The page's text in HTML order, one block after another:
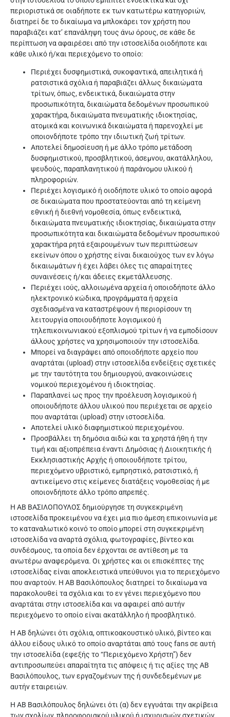
περιοριστικά σε οιαδήποτε εκ των κατωτέρω κατηγοριών,
διατηρεί δε το δικαίωμα να μπλοκάρει τον χρήστη που
παραβιάζει κατ’ επανάληψη τους άνω όρους, σε κάθε δε
περίπτωση να αφαιρέσει από την ιστοσελίδα οιοδήποτε και
κάθε υλικό ή/και περιεχόμενο το οποίο:
Περιέχει δυσφημιστικά, συκοφαντικά, απειλητικά ή
ρατσιστικά σχόλια ή παραβιάζει άλλως δικαιώματα
τρίτων, όπως, ενδεικτικά, δικαιώματα στην
προσωπικότητα, δικαιώματα δεδομένων προσωπικού
χαρακτήρα, δικαιώματα πνευματικής ιδιοκτησίας,
ατομικά και κοινωνικά δικαιώματα ή παρενοχλεί με
οποιονδήποτε τρόπο την ιδιωτική ζωή τρίτων.
Αποτελεί δημοσίευση ή με άλλο τρόπο μετάδοση
δυσφημιστικού, προσβλητικού, άσεμνου, ακατάλληλου,
ψευδούς, παραπλανητικού ή παράνομου υλικού ή
πληροφοριών.
Περιέχει λογισμικό ή οιοδήποτε υλικό το οποίο αφορά
σε δικαιώματα που προστατεύονται από τη κείμενη
εθνική ή διεθνή νομοθεσία, όπως ενδεικτικά,
δικαιώματα πνευματικής ιδιοκτησίας, δικαιώματα στην
προσωπικότητα και δικαιώματα δεδομένων προσωπικού
χαρακτήρα ρητά εξαιρουμένων των περιπτώσεων
εκείνων όπου ο χρήστης είναι δικαιούχος των εν λόγω
δικαιωμάτων ή έχει λάβει όλες τις απαραίτητες
συναινέσεις ή/και άδειες εκμετάλλευσης.
Περιέχει ιούς, αλλοιωμένα αρχεία ή οποιοδήποτε άλλο
ηλεκτρονικό κώδικα, προγράμματα ή αρχεία
σχεδιασμένα να καταστρέψουν ή περιορίσουν τη
λειτουργία οποιουδήποτε λογισμικού ή
τηλεπικοινωνιακού εξοπλισμού τρίτων ή να εμποδίσουν
άλλους χρήστες να χρησιμοποιούν την ιστοσελίδα.
Μπορεί να διαγράψει από οποιοδήποτε αρχείο που
αναρτάται (upload) στην ιστοσελίδα ενδείξεις σχετικές
με την ταυτότητα του δημιουργού, ανακοινώσεις
νομικού περιεχομένου ή ιδιοκτησίας.
Παραπλανεί ως προς την προέλευση λογισμικού ή
οποιουδήποτε άλλου υλικού που περιέχεται σε αρχείο
που αναρτάται (upload) στην ιστοσελίδα.
Αποτελεί υλικό διαφημιστικού περιεχομένου.
Προσβάλλει τη δημόσια αιδώ και τα χρηστά ήθη ή την
τιμή και αξιοπρέπεια έναντι Δημόσιας ή Διοικητικής ή
Εκκλησιαστικής Αρχής ή οποιουδήποτε τρίτου,
περιεχόμενο υβριστικό, εμπρηστικό, ρατσιστικό, ή
αντικείμενο στις κείμενες διατάξεις νομοθεσίας ή με
οποιονδήποτε άλλο τρόπο απρεπές.
Η ΑΒ ΒΑΣΙΛΟΠΟΥΛΟΣ δημιούργησε τη συγκεκριμένη
ιστοσελίδα προκειμένου να έχει μια πιο άμεση επικοινωνία με
το καταναλωτικό κοινό το οποίο μπορεί στη συγκεκριμένη
ιστοσελίδα να αναρτά σχόλια, φωτογραφίες, βίντεο και
συνδέσμους, τα οποία δεν έρχονται σε αντίθεση με τα
ανωτέρω αναφερόμενα. Οι χρήστες και οι επισκέπτες της
ιστοσελίδας είναι αποκλειστικά υπεύθυνοι για το περιεχόμενο
που αναρτούν. Η ΑΒ Βασιλόπουλος διατηρεί το δικαίωμα να
παρακολουθεί τα σχόλια και το εν γένει περιεχόμενο που
αναρτάται στην ιστοσελίδα και να αφαιρεί από αυτήν
περιεχόμενο το οποίο είναι ακατάλληλο ή προσβλητικό.
Η ΑΒ δηλώνει ότι σχόλια, οπτικοακουστικό υλικό, βίντεο και
άλλου είδους υλικό το οποίο αναρτάται από τους fans σε αυτή
την ιστοσελίδα (εφεξής το “Περιεχόμενο Χρήστη”) δεν
αντιπροσωπεύει απαραίτητα τις απόψεις ή τις αξίες της ΑΒ
Βασιλόπουλος, των εργαζομένων της ή συνδεδεμένων με
αυτήν εταιρειών.
Η ΑΒ Βασιλόπουλος δηλώνει ότι (α) δεν εγγυάται την ακρίβεια